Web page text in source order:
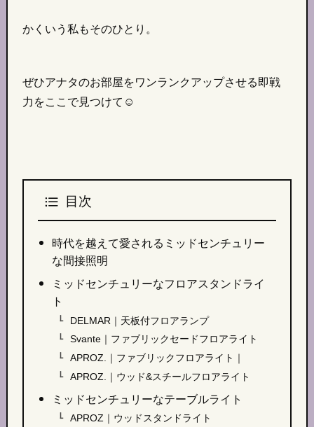
かくいう私もそのひとり。
ぜひアナタのお部屋をワンランクアップさせる即戦
力をここで見つけて☺︎
目次
時代を越えて愛されるミッドセンチュリー
な間接照明
ミッドセンチュリーなフロアスタンドライ
ト
DELMAR｜天板付フロアランプ
Svante｜ファブリックセードフロアライト
APROZ.｜ファブリックフロアライト｜
APROZ.｜ウッド&スチールフロアライト
ミッドセンチュリーなテーブルライト
APROZ｜ウッドスタンドライト